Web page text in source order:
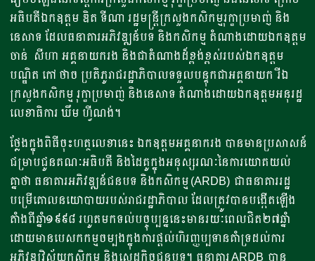
អធិបតីឯកឧត្តម ឌិត ទីណា រដ្ឋមន្ត្រីក្រសួងកសិកម្មរុក្ខាប្រមាញ់ និង
នេសាទ ដែលធនាគារអភិវឌ្ឍន៍បទ និងកសិកម្ម តំណាងដោយឯកឧត្តម
ចាន់ សីហា អគ្គនាយករង និងជាតំណាងដ៏ខ្ពង់ខ្ពស់របស់ឯកឧត្តម
បណ្ឌិត កៅ ថាច ប្រតិភូរាជរដ្ឋាភិបាលទទួលបន្ទុកជាអគ្គនាយក រីឯ
ក្រសួងកសិកម្ម រុក្ខាប្រមាញ់ និងនេសាទ តំណាងដោយឯកឧត្តមអនុរដ្ឋ
លេខាធិការ ឃឹម ហ្វីណង់។
ថ្លែងក្នុងពិធីចុះហត្ថលេខានេះ​ ឯកឧត្តមអគ្គនាករង បានមានប្រសាសន៍
ជម្រាបជូនគណៈអធិបតី​ និងដៃគូក្នុងអនុស្សរណៈនៃការយោគយល់
គ្នាថា​ ធនាគារអភិវឌ្ឍន៍ជនបទ និងកសិកម្ម (ARDB) ជាធនាគាររដ្ឋ
បម្រើគោលនយោបាយរបស់រាជរដ្ឋាភិបាល ដែលត្រូវបានបង្កើតឡើង
តាំងពីឆ្នាំ១៩៩៨ រហូតមកទល់បច្ចុប្បន្ននេះមានរយៈពេលជិត២៧ឆ្នាំ​
ដោយមានបេសកកម្មចម្បងក្នុងការផ្តល់ហិរញ្ញប្បទានគាំទ្រដល់ការ
អភិវឌ្ឍវិស័យកសិកម្ម និងសេដ្ឋកិច្ចជនបទ។ ធនាគារ ARDB បាន